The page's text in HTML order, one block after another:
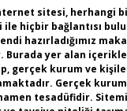
sitesi, herhangi
ile hiçbir bağlantısı
hazırladığımız
Burada yer alan
gerçek kurum ve
Gerçek
tesadüfidir.